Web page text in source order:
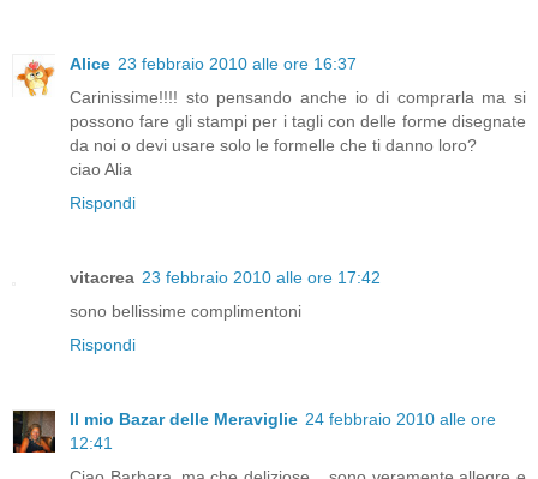
Alice 23 febbraio 2010 alle ore 16:37
Carinissime!!!! sto pensando anche io di comprarla ma si
possono fare gli stampi per i tagli con delle forme disegnate
da noi o devi usare solo le formelle che ti danno loro?
ciao Alia
Rispondi
vitacrea 23 febbraio 2010 alle ore 17:42
sono bellissime complimentoni
Rispondi
Il mio Bazar delle Meraviglie 24 febbraio 2010 alle ore
12:41